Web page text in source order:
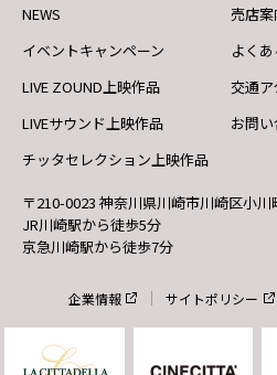
〒210-0023 神奈川県川崎市川崎区小川
JR川崎駅から徒歩5分
京急川崎駅から徒歩7分
NEWS
イベントキャンペーン
LIVE ZOUND上映作品
LIVEサウンド上映作品
チッタセレクション上映作品
売店案
よく
交通ア
お問
企業情報 サイトポリシー